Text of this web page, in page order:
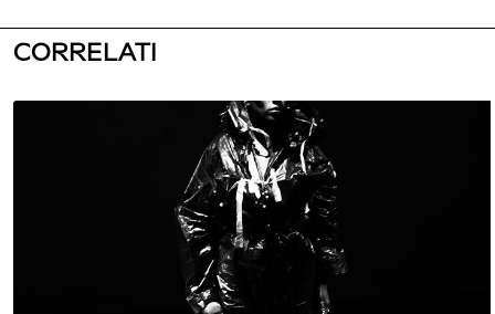
CORRELATI